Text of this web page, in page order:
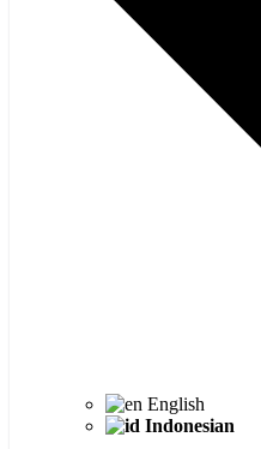
English
Indonesian